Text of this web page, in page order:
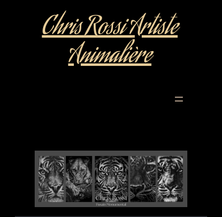
Chris Rossi Artiste
Animalière